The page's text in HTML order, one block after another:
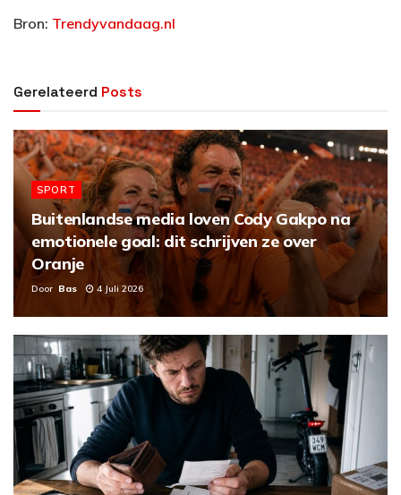
Bron: Trendyvandaag.nl
Gerelateerd Posts
SPORT
Buitenlandse media loven Cody Gakpo na
emotionele goal: dit schrijven ze over
Oranje
Door Bas 4 Juli 2026